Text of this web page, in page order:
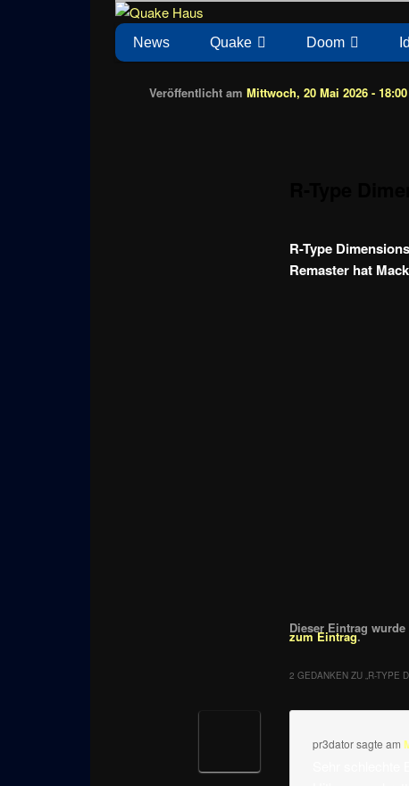
Quake Haus
News zu Quake, Doom, FPS, Arcade
Hauptmenü
News Quake Doom
Veröffentlicht amMittwoch, 20 Mai 2026 - 18:00
R-Type
Remaster hat
Dieser Eintrag
zum Eintrag.
2 GEDANKEN ZU „ R-TYPE
pr3datorsagte am